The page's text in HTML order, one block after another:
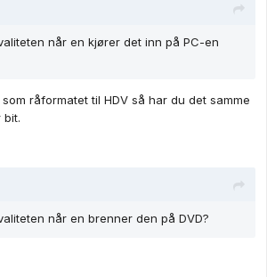
når en kjører det inn på PC-en
råformatet til HDV så har du det samme
bit.
når en brenner den på DVD?